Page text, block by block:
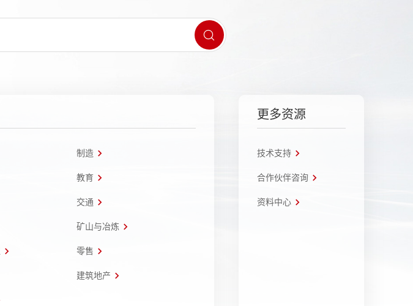
制造
教育
交通
矿山与冶炼
零售
建筑地产
更多资源
技术支持
合作伙伴咨询
资料中心